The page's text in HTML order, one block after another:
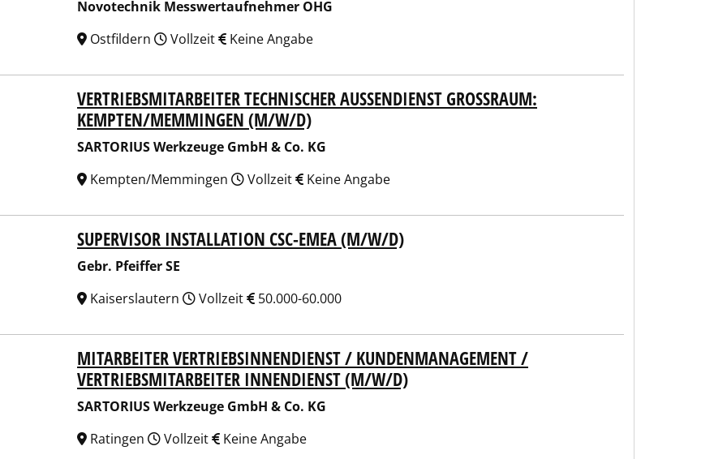
Novotechnik Messwertaufnehmer OHG
Ostfildern
Vollzeit Keine Angabe
Werkzeuge GmbH & Co. KG
VERTRIEBSMITARBEITER TECHNISCHER AUSSENDIENST GROSSRAUM: KE
MPTEN/MEMMINGEN (M/W/D)
SARTORIUS Werkzeuge GmbH & Co. KG
Kempten/Memmingen
Vollzeit Keine Angabe
SUPERVISOR INSTALLATION CSC-EMEA (M/W/D)
Gebr. Pfeiffer SE
Kaiserslautern
Vollzeit 50.000-60.000
Werkzeuge GmbH & Co. KG
MITARBEITER VERTRIEBSINNENDIENST / KUNDENMANAGEMENT /
VERTRIEBSMITARBEITER INNENDIENST (M/W/D)
SARTORIUS Werkzeuge GmbH & Co. KG
Ratingen
Vollzeit Keine Angabe